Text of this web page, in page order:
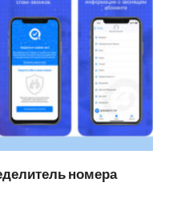
номера